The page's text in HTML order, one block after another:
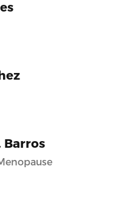
Barros